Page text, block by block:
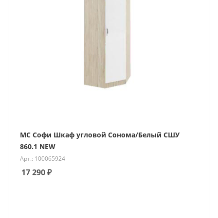
МС Софи Шкаф угловой Сонома/Белый СШУ
860.1 NEW
Арт.: 100065924
17 290₽